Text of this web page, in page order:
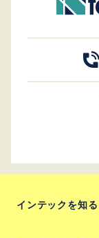
インテックを知る